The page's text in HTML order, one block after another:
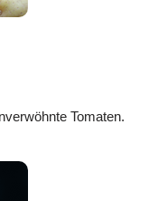
Tomaten.